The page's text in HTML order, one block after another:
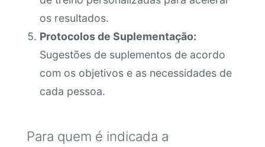
os resultados.
Protocolos de Suplementação:
Sugestões de suplementos de acordo
com os objetivos e as necessidades de
cada pessoa.
Para quem é indicada a